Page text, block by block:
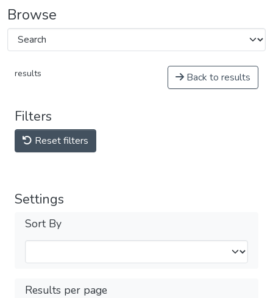
Browse
results Back to results
Filters
Reset filters
Settings
Sort By
Results per page